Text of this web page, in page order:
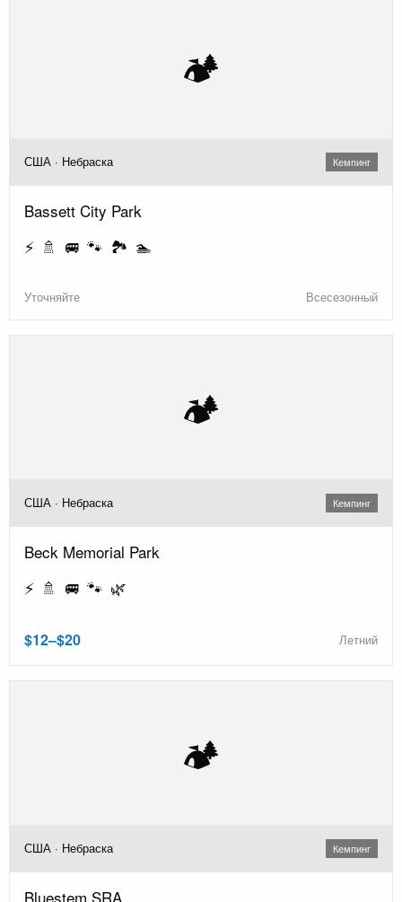
🏕️
США · Небраска Кемпинг
Bassett City Park
⚡ 🚿 🚐 🐾 🏞️ 🏊
Уточняйте Всесезонный
🏕️
США · Небраска Кемпинг
Beck Memorial Park
⚡ 🚿 🚐 🐾 🌿
$12–$20 Летний
🏕️
США · Небраска Кемпинг
Bluestem SRA